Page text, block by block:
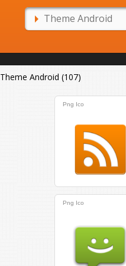
Theme Android (107)
Png Ico
Png Ico